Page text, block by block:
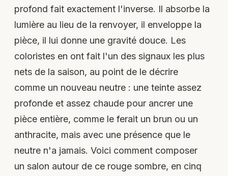
profond fait exactement l'inverse. Il absorbe la
lumière au lieu de la renvoyer, il enveloppe la
pièce, il lui donne une gravité douce. Les
coloristes en ont fait l'un des signaux les plus
nets de la saison, au point de le décrire
comme un nouveau neutre : une teinte assez
profonde et assez chaude pour ancrer une
pièce entière, comme le ferait un brun ou un
anthracite, mais avec une présence que le
neutre n'a jamais. Voici comment composer
un salon autour de ce rouge sombre, en cinq